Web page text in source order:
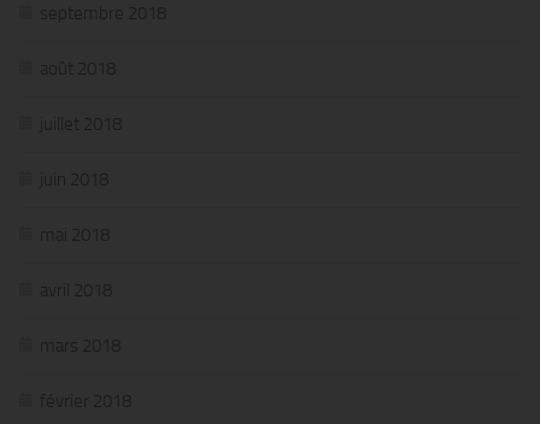
septembre 2018
août 2018
juillet 2018
juin 2018
mai 2018
avril 2018
mars 2018
février 2018